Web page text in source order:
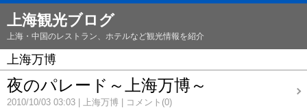
上海観光ブログ
上海・中国のレストラン、ホテルなど観光情報を紹介
上海万博
夜のパレード～上海万博～
2010/10/03 03:03 上海万博 コメント(0)